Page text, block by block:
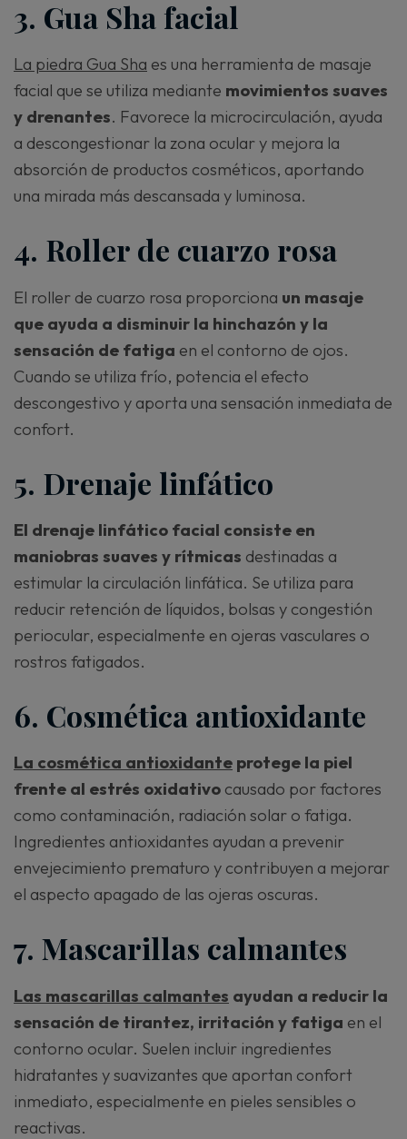
3. Gua Sha facial
La piedra Gua Sha es una herramienta de masaje
facial que se utiliza mediante movimientos suaves
y drenantes. Favorece la microcirculación, ayuda
a descongestionar la zona ocular y mejora la
absorción de productos cosméticos, aportando
una mirada más descansada y luminosa.
4. Roller de cuarzo rosa
El roller de cuarzo rosa proporciona un masaje
que ayuda a disminuir la hinchazón y la
sensación de fatiga en el contorno de ojos.
Cuando se utiliza frío, potencia el efecto
descongestivo y aporta una sensación inmediata de
confort.
5. Drenaje linfático
El drenaje linfático facial consiste en
maniobras suaves y rítmicas destinadas a
estimular la circulación linfática. Se utiliza para
reducir retención de líquidos, bolsas y congestión
periocular, especialmente en ojeras vasculares o
rostros fatigados.
6. Cosmética antioxidante
La cosmética antioxidante protege la piel
frente al estrés oxidativo causado por factores
como contaminación, radiación solar o fatiga.
Ingredientes antioxidantes ayudan a prevenir
envejecimiento prematuro y contribuyen a mejorar
el aspecto apagado de las ojeras oscuras.
7. Mascarillas calmantes
Las mascarillas calmantes ayudan a reducir la
sensación de tirantez, irritación y fatiga en el
contorno ocular. Suelen incluir ingredientes
hidratantes y suavizantes que aportan confort
inmediato, especialmente en pieles sensibles o
reactivas.